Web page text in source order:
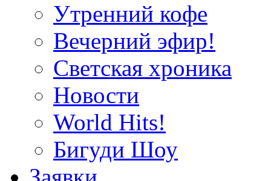
Утренний кофе
Вечерний эфир!
Светская хроника
Новости
World Hits!
Бигуди Шоу